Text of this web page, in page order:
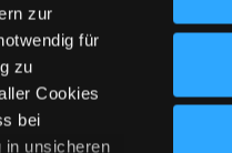
zur
für
zu
Cookies
bei
in unsicheren
keine Veranstaltung
jetzt abonnieren